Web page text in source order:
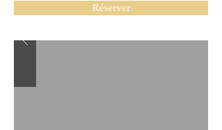
Réserver